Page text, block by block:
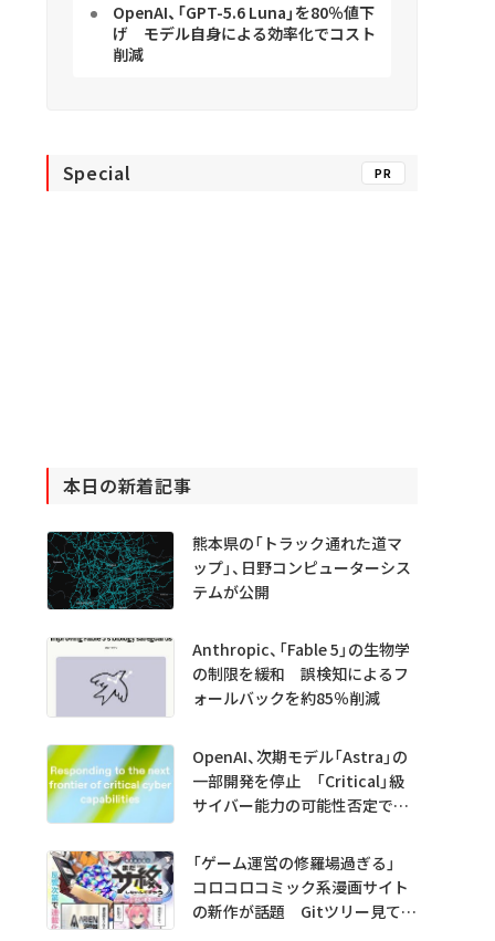
OpenAI、「GPT-5.6 Luna」を80％値下
げ モデル自身による効率化でコスト
削減
Special PR
本日の新着記事
熊本県の「トラック通れた道マ
ップ」、日野コンピューターシス
テムが公開
Anthropic、「Fable 5」の生物学
の制限を緩和 誤検知によるフ
ォールバックを約85％削減
OpenAI、次期モデル「Astra」の
一部開発を停止 「Critical」級
サイバー能力の可能性否定でき
「ゲーム運営の修羅場過ぎる」
コロコロコミック系漫画サイト
の新作が話題 Gitツリー見てガ